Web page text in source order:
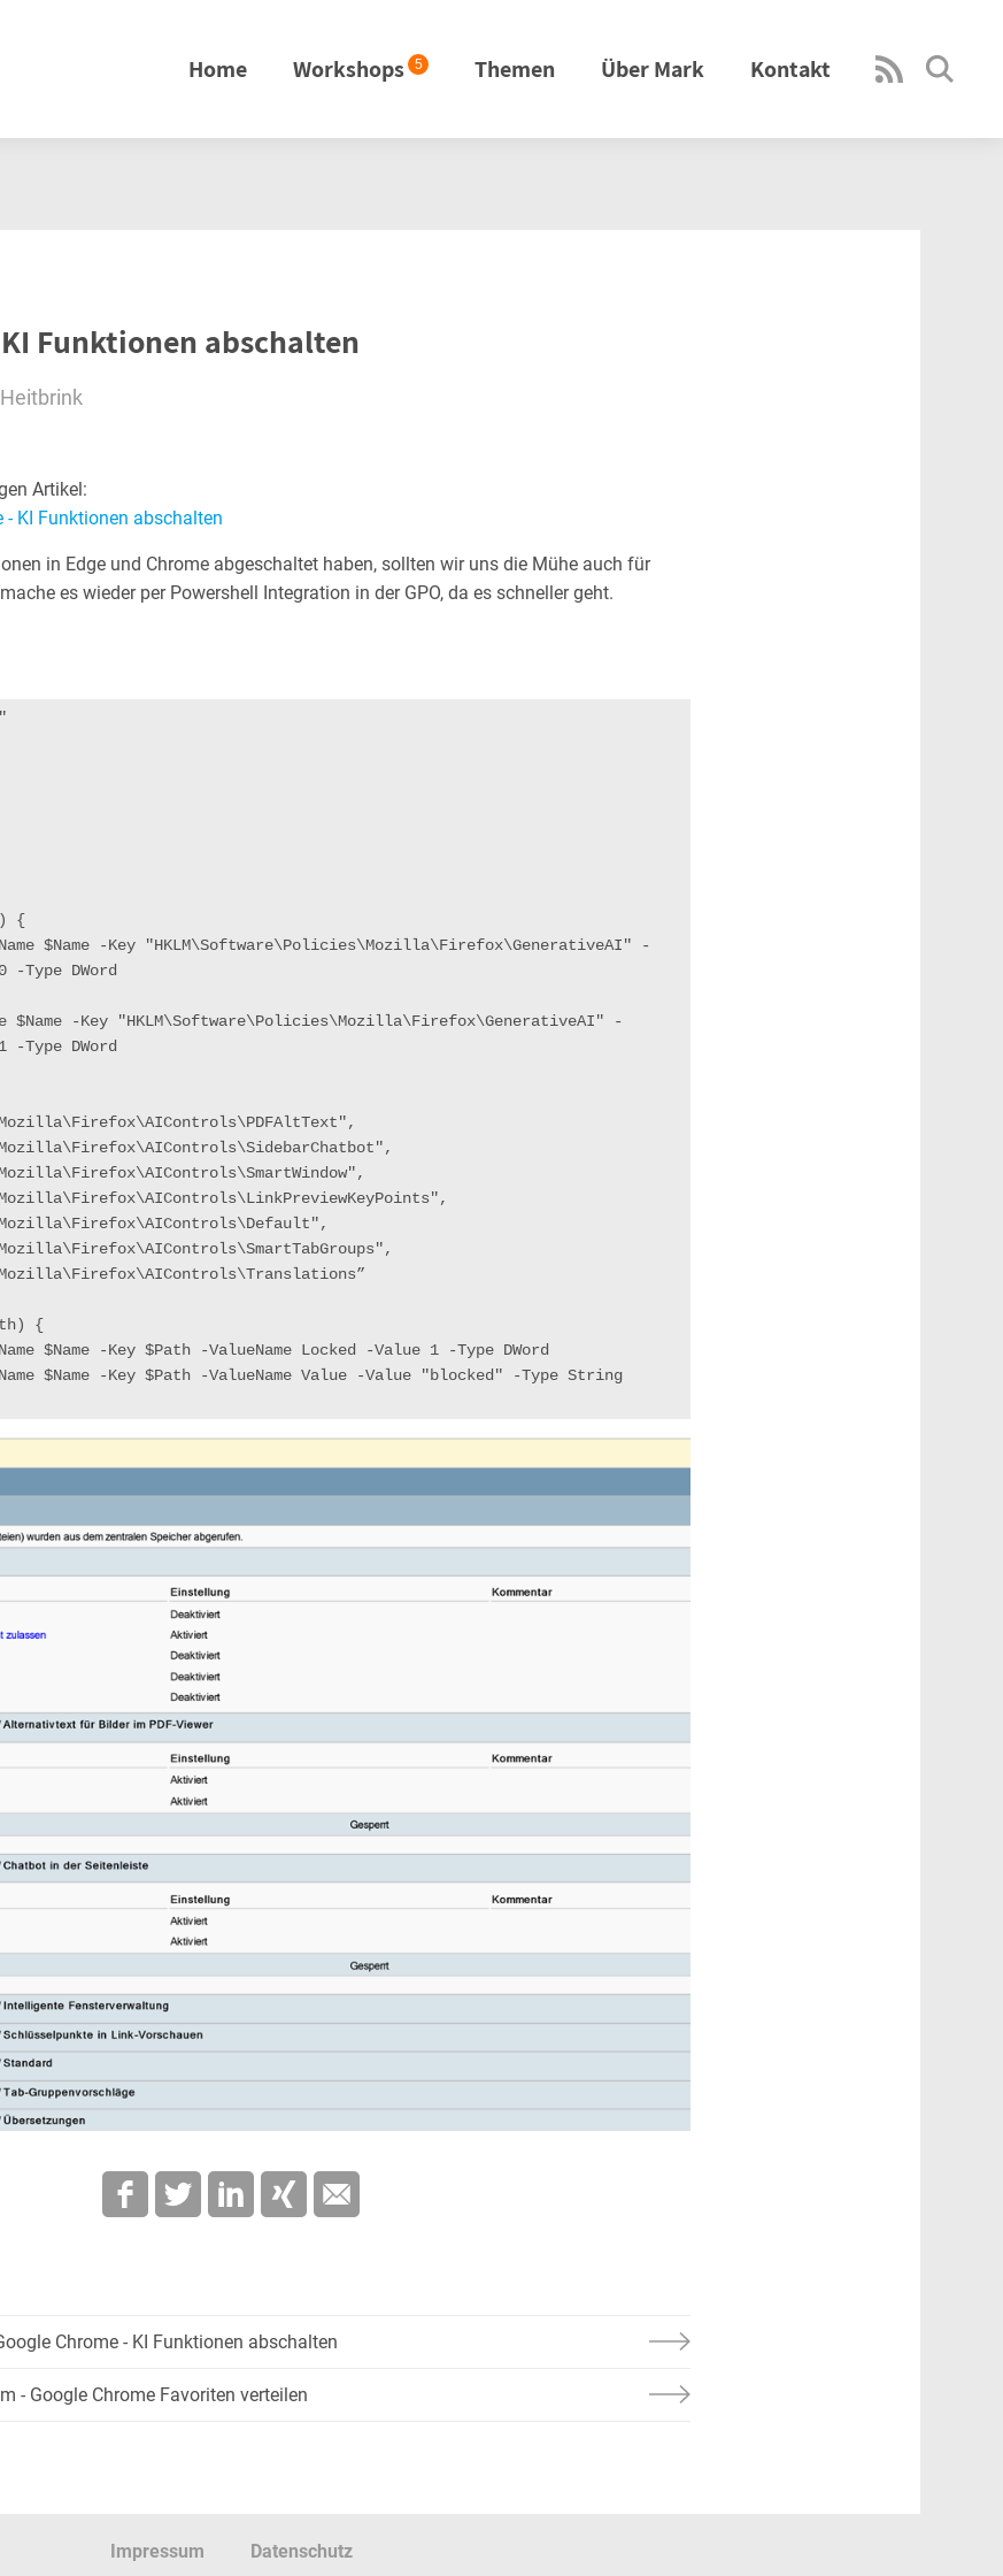
Home Workshops 5 Themen Über Mark Kontakt
Funktionen abschalten
Artikel:
KI Funktionen abschalten
in Edge und Chrome abgeschaltet haben, sollten wir uns die Mühe auch für
es wieder per Powershell Integration in der GPO, da es schneller geht.
{
-Type DWord
$Name -Key "HKLM\Software\Policies\Mozilla\Firefox\GenerativeAI" -
-Type DWord
{
-Name $Name -Key $Path -ValueName Locked -Value 1 -Type DWord
-Name $Name -Key $Path -ValueName Value -Value "blocked" -Type String
Chrome - KI Funktionen abschalten
- Google Chrome Favoriten verteilen
Impressum Datenschutz